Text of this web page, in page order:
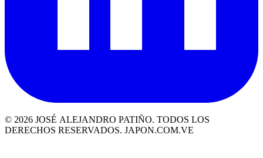
© 2026 JOSÉ ALEJANDRO PATIÑO. TODOS LOS
DERECHOS RESERVADOS. JAPON.COM.VE